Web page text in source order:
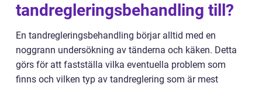
tandregleringsbehandling till?
En tandregleringsbehandling börjar alltid med en
noggrann undersökning av tänderna och käken. Detta
görs för att fastställa vilka eventuella problem som
finns och vilken typ av tandreglering som är mest